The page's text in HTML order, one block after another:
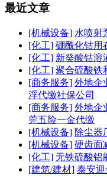
最近文章
[机械设备] 水喷射
[化工] 硼酰化钴用
[化工] 新癸酸钴溶
[化工] 聚合硫酸铁
[商务服务] 外地企
浮代缴社保公司
[商务服务] 外地企
莞五险一金代缴
[机械设备] 除尘器
[机械设备] 硬齿面
[化工] 无铁硫酸铝
[建筑/建材] 泰安